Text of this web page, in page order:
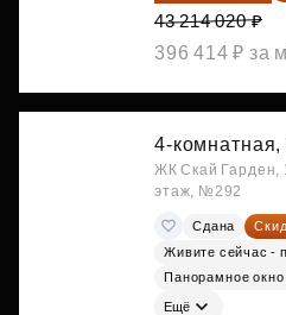
43 214 020 ₽
396 414 ₽ за
4-комнатная,
ЖК Скай Гарден,
этаж, №292
Сдана
Живите сейчас -
Панорамное окно
Ещё